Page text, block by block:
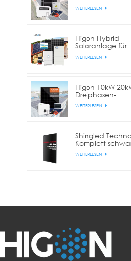
Gewerbe und
WEITERLESEN
Higon Hybrid-
Solaranlage für
20 kW und 30 kW
WEITERLESEN
Higon 10kW
Dreiphasen-
Netzgekoppelte
Solaranlage für
WEITERLESEN
Shingled
Komplett
Solarpanel für
WEITERLESEN